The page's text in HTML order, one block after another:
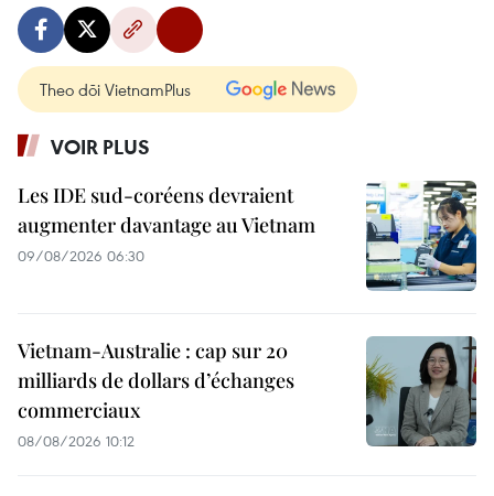
Theo dõi VietnamPlus
VOIR PLUS
Les IDE sud-coréens devraient
augmenter davantage au Vietnam
09/08/2026 06:30
Vietnam-Australie : cap sur 20
milliards de dollars d’échanges
commerciaux
08/08/2026 10:12